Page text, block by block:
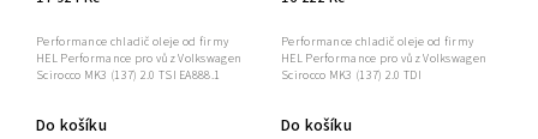
Do košíku
Performance chladič oleje od firmy
HEL Performance pro vůz Volkswagen
Scirocco MK3 (137) 2.0 TSI EA888.1
Do košíku
Performance chladič oleje od firmy
HEL Performance pro vůz Volkswagen
Scirocco MK3 (137) 2.0 TDI